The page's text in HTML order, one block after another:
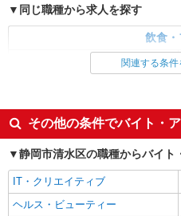
株式会社ユーマート
スーパーマー
り、経験、能
分の固定残業代
は20年以上支払われてい
30代 272,000
390,000円 （初
キープ
同じ職種から求人を探す
飲食・
ファストフード・デリ
未経験歓迎
大学生歓迎
週2～3日勤務OK
深夜
交通費支給
関連する条
その他の条件でバイト・
静岡市清水区の職種からバイト
IT・クリエイティブ
ヘルス・ビューティー